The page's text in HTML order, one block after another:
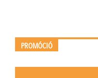
PROMÓCIÓ